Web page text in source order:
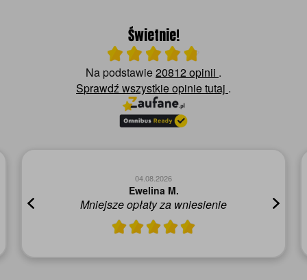
Świetnie!
Ocena średnia 4.8 na 5
Na podstawie20812 opinii .
Sprawdź wszystkie opinietutaj .
04.08.2026
Mniejsze opłaty za wniesienie
Ewelina M.